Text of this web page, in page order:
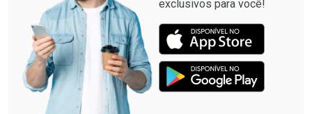
exclusivos para você!